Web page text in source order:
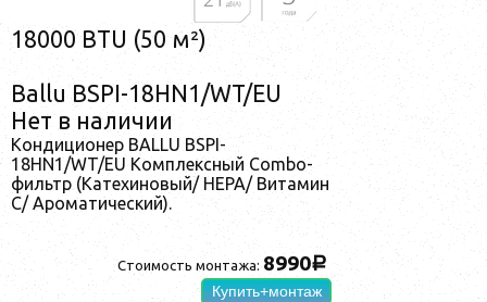
18000 BTU (50 м²)
Ballu BSPI-18HN1/WT/EU
Нет в наличии
Кондиционер BALLU BSPI-
18HN1/WT/EU Комплексный Combo-
фильтр (Катехиновый/ HEPA/ Витамин
С/ Ароматический).
Стоимость монтажа:8990a
Купить+монтаж